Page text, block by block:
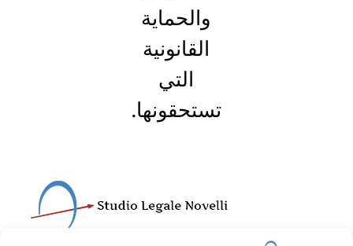
والحماية
القانونية
التي
تستحقونها.